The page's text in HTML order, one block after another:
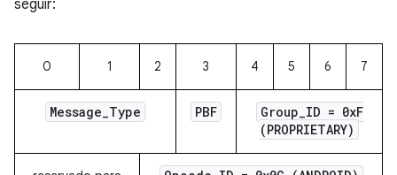
seguir:
0 1 2 3 4 5 6 7
Message_Type PBF Group_ID = 0xF
(PROPRIETARY)